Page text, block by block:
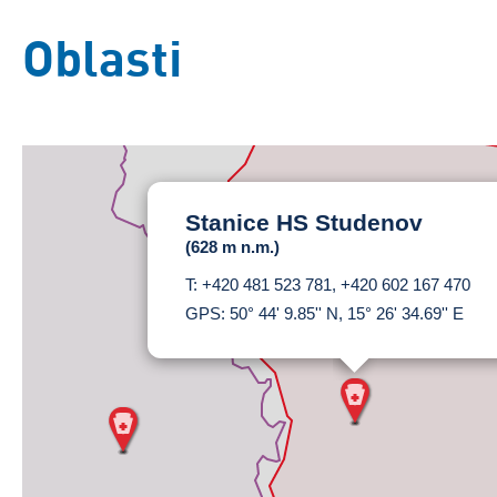
Oblasti
Stanice HS Studenov
(628 m n.m.)
T: +420 481 523 781, +420 602 167 470
GPS: 50° 44' 9.85'' N, 15° 26' 34.69'' E
Turistická